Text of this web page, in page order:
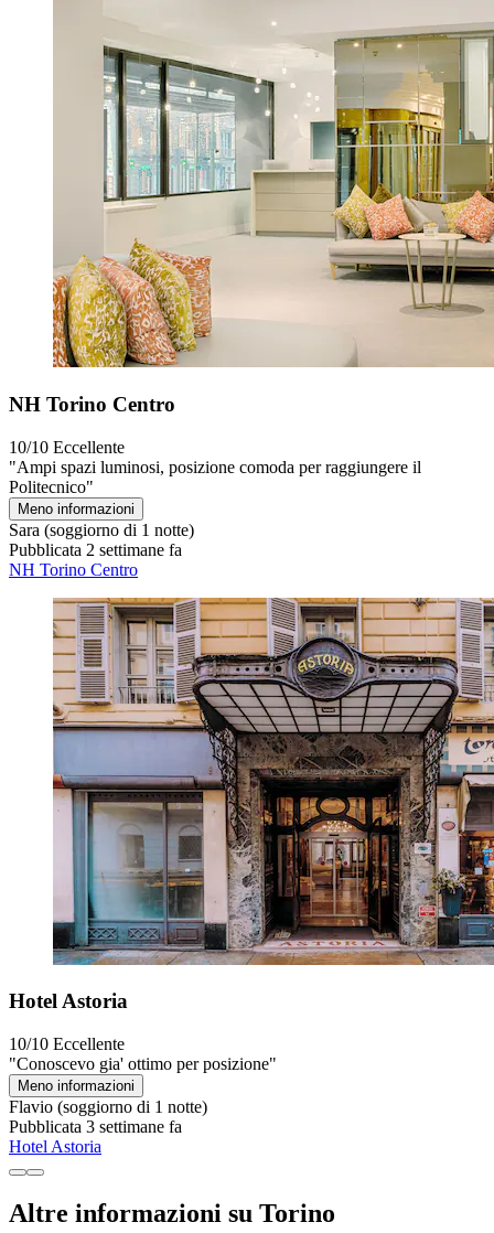
NH Torino Centro
10/10 Eccellente
"Ampi spazi luminosi, posizione comoda per raggiungere il
Politecnico"
Meno informazioni
Sara (soggiorno di 1 notte)
Pubblicata 2 settimane fa
NH Torino Centro
Hotel Astoria
10/10 Eccellente
"Conoscevo gia' ottimo per posizione"
Meno informazioni
Flavio (soggiorno di 1 notte)
Pubblicata 3 settimane fa
Hotel Astoria
Altre informazioni su Torino